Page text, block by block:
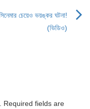
চেয়েও ভয়ঙ্কর ঘটনা!
(ভিডিও)
Required fields are